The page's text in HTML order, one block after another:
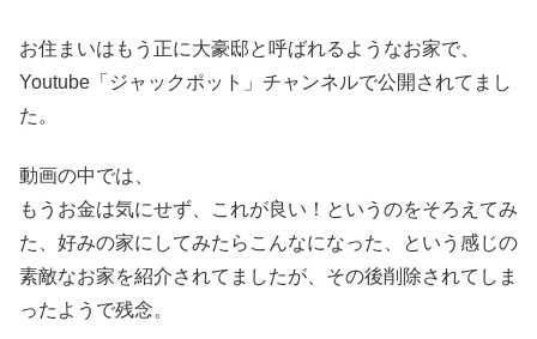
お住まいはもう正に大豪邸と呼ばれるようなお家で、
Youtube「ジャックポット」チャンネルで公開されてまし
た。
動画の中では、
もうお金は気にせず、これが良い！というのをそろえてみ
た、好みの家にしてみたらこんなになった、という感じの
素敵なお家を紹介されてましたが、その後削除されてしま
ったようで残念。